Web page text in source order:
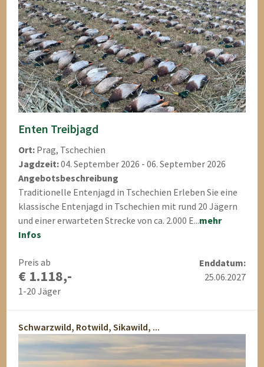
Enten Treibjagd
Ort: Prag, Tschechien
Jagdzeit:04. September 2026 - 06. September 2026
Angebotsbeschreibung
Traditionelle Entenjagd in Tschechien Erleben Sie eine
klassische Entenjagd in Tschechien mit rund 20 Jägern
und einer erwarteten Strecke von ca. 2.000 E...mehr
Infos
Preis ab
€ 1.118,-
1-20 Jäger
Enddatum:
25.06.2027
Schwarzwild, Rotwild, Sikawild, ...